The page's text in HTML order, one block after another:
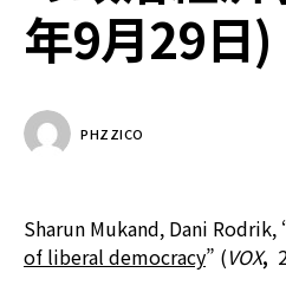
年9月29日)
PHZZICO
Sharun Mukand, Dani Rodrik,
of liberal democracy” (VOX,